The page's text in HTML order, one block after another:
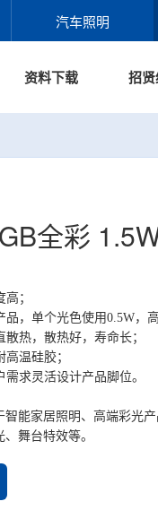
汽车照明
资料下载 招
全彩
；
品，单个光色使用0.5W，高
热，散热好，寿命长；
温硅胶；
求灵活设计产品脚位。
智能家居照明、高端彩光
舞台特效等。